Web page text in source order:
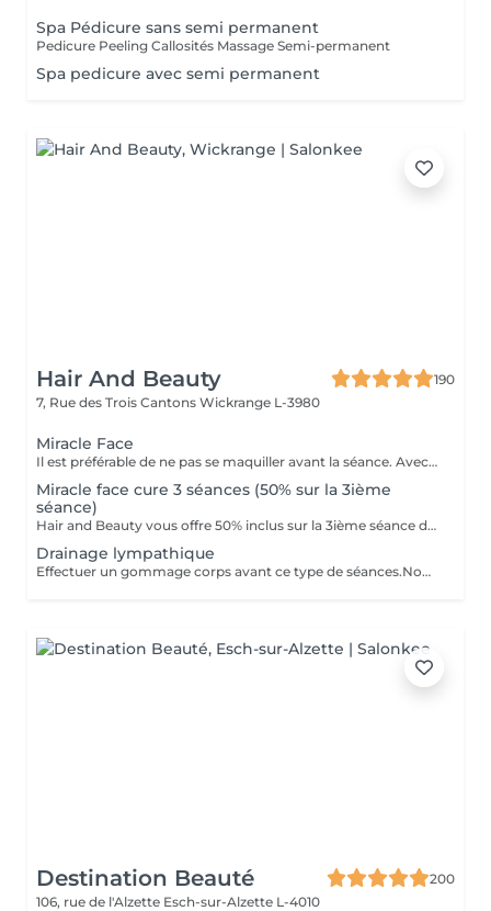
Spa Pédicure sans semi permanent
Pedicure Peeling Callosités Massage Semi-permanent
Spa pedicure avec semi permanent
Hair And Beauty
190
7, Rue des Trois Cantons Wickrange L-3980
Miracle Face
Il est préférable de ne pas se maquiller avant la séance. Avec un effet de lifting immédiat, ce massage facial draine, accentue les contours du visage et favorise la revitalisation naturelle de la peau. Il a pour fonction de drainer (poches,d'entretenir la jawline et d'entretenir un joli contour du visage. Avec des manoeuvres de drainage lymphatique et un massage très protocolaire cela permet d'obtenir un résultat aussi spécial que la version corporelle Renata Franca.
Miracle face cure 3 séances (50% sur la 3ième
séance)
Hair and Beauty vous offre 50% inclus sur la 3ième séance de votre abonnement
Drainage lympathique
Effectuer un gommage corps avant ce type de séances.Nous agissons sur la rétention d'eau,la cellulite aqueuse,adipeuse et fibreuse.Nous activons l'élimination des toxines accélerant la circulation de la lymphe et du sang. ..
Destination Beauté
200
106, rue de l'Alzette Esch-sur-Alzette L-4010